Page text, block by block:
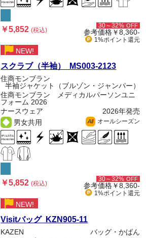
￥5,852(税込)
30～32% OFF
参考価格￥8,360-
1%ポイント 還元
NEW!
スクラブ（半袖） MS003-2123
住商モンブラン
半袖ジャケット（ブルゾン・ジャンパー）
住商モンブラン メディカルパーソンユニ
フォーム 2026
ナースウェア
2026年発売
男女共用
All オールシーズン
￥5,852(税込)
30～32% OFF
参考価格￥8,360-
1%ポイント 還元
NEW!
Visitバッグ KZN905-11
KAZEN
バッグ・かばん